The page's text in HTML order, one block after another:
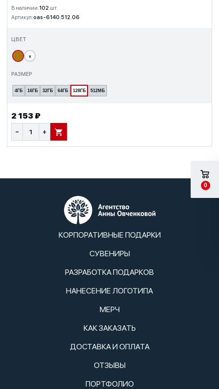
В наличии:102 шт.
Артикул:oas-6140.512.06
ЦВЕТ
к
РАЗМЕР
4ГБ 16ГБ 32ГБ 64ГБ 128ГБ 512МБ
2 153 ₽
− + В КОРЗИНУ
КОРПОРАТИВНЫЕ ПОДАРКИ
СУВЕНИРЫ
РАЗРАБОТКА ПОДАРКОВ
НАНЕСЕНИЕ ЛОГОТИПА
МЕРЧ
КАК ЗАКАЗАТЬ
ДОСТАВКА И ОПЛАТА
ОТЗЫВЫ
ПОРТФОЛИО
0